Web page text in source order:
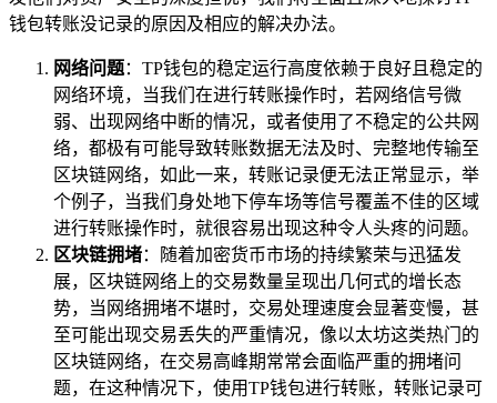
钱包转账没记录的原因及相应的解决办法。
网络问题：TP钱包的稳定运行高度依赖于良好且稳定的
网络环境，当我们在进行转账操作时，若网络信号微
弱、出现网络中断的情况，或者使用了不稳定的公共网
络，都极有可能导致转账数据无法及时、完整地传输至
区块链网络，如此一来，转账记录便无法正常显示，举
个例子，当我们身处地下停车场等信号覆盖不佳的区域
进行转账操作时，就很容易出现这种令人头疼的问题。
区块链拥堵：随着加密货币市场的持续繁荣与迅猛发
展，区块链网络上的交易数量呈现出几何式的增长态
势，当网络拥堵不堪时，交易处理速度会显著变慢，甚
至可能出现交易丢失的严重情况，像以太坊这类热门的
区块链网络，在交易高峰期常常会面临严重的拥堵问
题，在这种情况下，使用TP钱包进行转账，转账记录可